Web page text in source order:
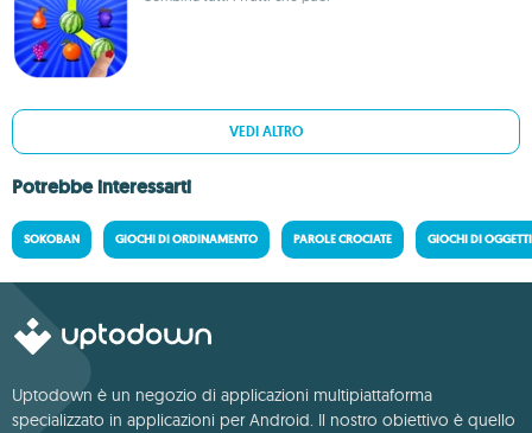
VEDI ALTRO
Potrebbe interessarti
SOKOBAN GIOCHI DI ORDINAMENTO PAROLE CROCIATE GIOCHI DI
Uptodown è un negozio di applicazioni multipiattaforma
specializzato in applicazioni per Android. Il nostro obiettivo è quello